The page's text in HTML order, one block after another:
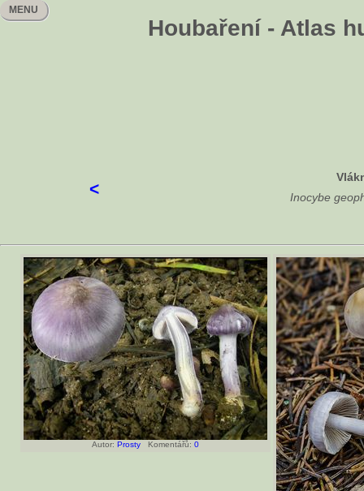
Houbaření - Atlas
MENU
<
Inocybe
Autor: Prosty Komentářů: 0